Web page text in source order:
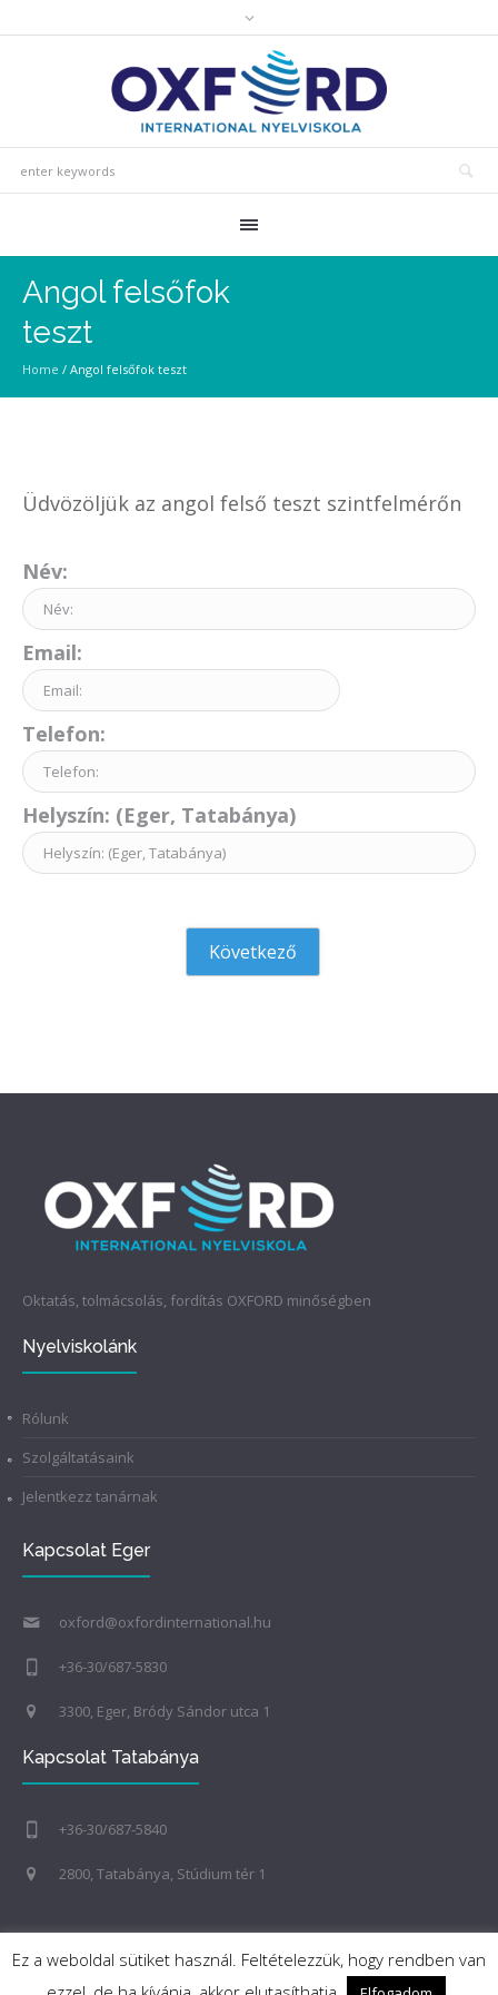
Angol felsőfok
teszt
Home / Angol felsőfok teszt
Üdvözöljük az angol felső teszt szintfelmérőn
Név:
Email:
Telefon:
Helyszín: (Eger, Tatabánya)
Következő
Oktatás, tolmácsolás, fordítás OXFORD minőségben
Nyelviskolánk
Rólunk
Szolgáltatásaink
Jelentkezz tanárnak
Kapcsolat Eger
oxford@oxfordinternational.hu
+36-30/687-5830
3300, Eger, Bródy Sándor utca 1
Kapcsolat Tatabánya
+36-30/687-5840
2800, Tatabánya, Stúdium tér 1
Ez a weboldal sütiket használ. Feltételezzük, hogy rendben van